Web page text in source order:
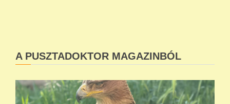
A PUSZTADOKTOR MAGAZINBÓL